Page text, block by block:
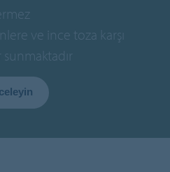
ve ince toza karşı